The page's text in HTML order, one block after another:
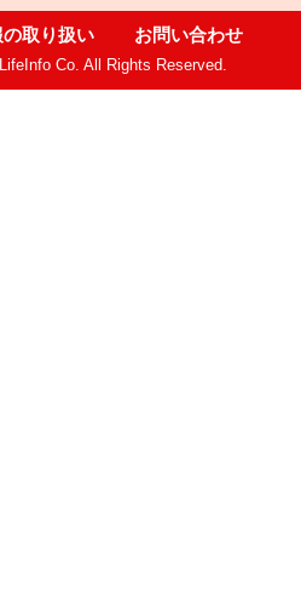
取り扱い お問い合わせ
Co. All Rights Reserved.